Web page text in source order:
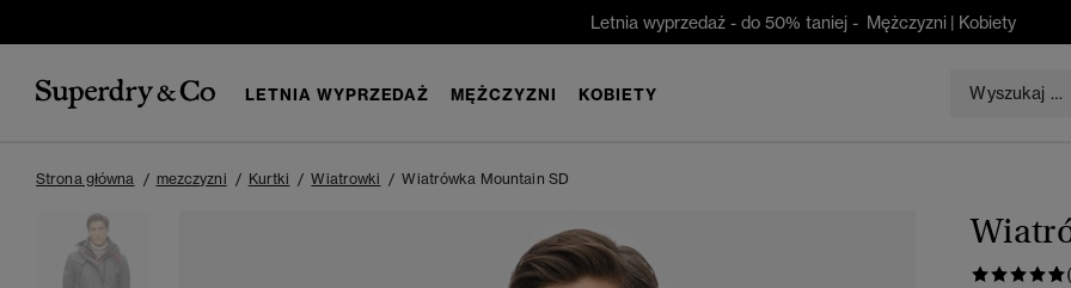
Letnia wyprzedaż - do 50% taniej - Mężczyzni | Kobiety
LETNIA WYPRZEDAŻ MĘŻCZYZNI KOBIETY
Strona główna mezczyzni Kurtki Wiatrowki Wiatrówka Mountain SD